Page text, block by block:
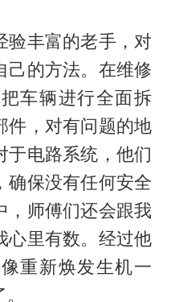
验丰富的老手，对
己的方法。在维修
车辆进行全面拆
件，对有问题的地
于电路系统，他们
确保没有任何安全
，师傅们还会跟我
心里有数。经过他
重新焕发生机一